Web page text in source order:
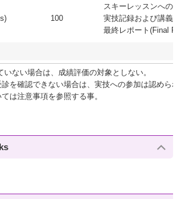
100
スキーレッスンへの
実技記録および講義
最終レポート(Final
いない場合は、成績評価の対象としない。
を確認できない場合は、実技への参加は認めら
は注意事項を参照する事。